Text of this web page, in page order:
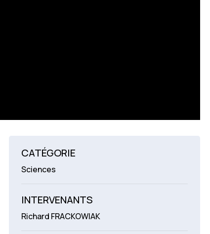
CATÉGORIE
Sciences
INTERVENANTS
Richard FRACKOWIAK